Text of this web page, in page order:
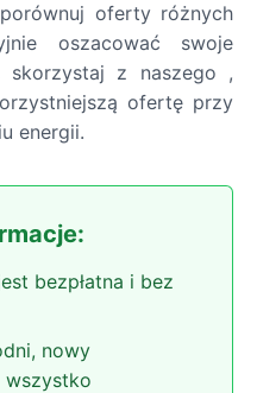
oferty różnych
oszacować swoje
z naszego ,
ofertę przy
energii.
bezpłatna i bez
nowy
wszystko